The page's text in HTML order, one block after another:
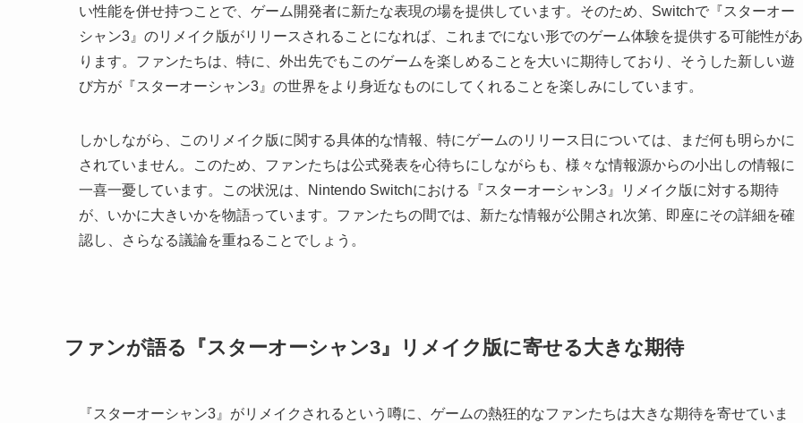
い性能を併せ持つことで、ゲーム開発者に新たな表現の場を提供しています。そのため、Switchで『スターオー
シャン3』のリメイク版がリリースされることになれば、これまでにない形でのゲーム体験を提供する可能性があ
ります。ファンたちは、特に、外出先でもこのゲームを楽しめることを大いに期待しており、そうした新しい遊
び方が『スターオーシャン3』の世界をより身近なものにしてくれることを楽しみにしています。
しかしながら、このリメイク版に関する具体的な情報、特にゲームのリリース日については、まだ何も明らかに
されていません。このため、ファンたちは公式発表を心待ちにしながらも、様々な情報源からの小出しの情報に
一喜一憂しています。この状況は、Nintendo Switchにおける『スターオーシャン3』リメイク版に対する期待
が、いかに大きいかを物語っています。ファンたちの間では、新たな情報が公開され次第、即座にその詳細を確
認し、さらなる議論を重ねることでしょう。
ファンが語る『スターオーシャン3』リメイク版に寄せる大きな期待
『スターオーシャン3』がリメイクされるという噂に、ゲームの熱狂的なファンたちは大きな期待を寄せていま